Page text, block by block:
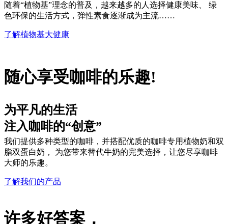
随着“植物基”理念的普及，越来越多的人选择健康美味、 绿
色环保的生活方式，弹性素食逐渐成为主流……
了解植物基大健康
随心享受咖啡的乐趣!
为平凡的生活
注入咖啡的“创意”
我们提供多种类型的咖啡，并搭配优质的咖啡专用植物奶和双
脂双蛋白奶， 为您带来替代牛奶的完美选择，让您尽享咖啡
大师的乐趣。
了解我们的产品
许多好答案，